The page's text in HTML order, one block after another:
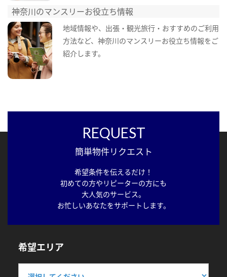
神奈川のマンスリーお役立ち情報
地域情報や、出張・観光旅行・おすすめのご利用
方法など、神奈川のマンスリーお役立ち情報をご
紹介します。
REQUEST
簡単物件リクエスト
希望条件を伝えるだけ！
初めての方やリピーターの方にも
大人気のサービス。
お忙しいあなたをサポートします。
希望エリア